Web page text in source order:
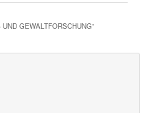
GEWALTFORSCHUNG“